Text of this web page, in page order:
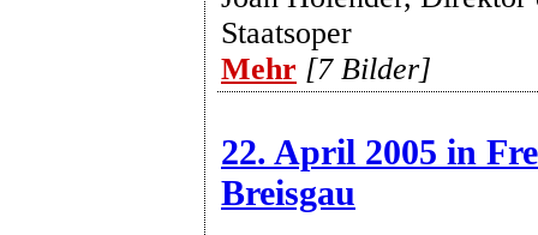
Staatsoper
Mehr [7 Bilder]
22. April 2005 in
Breisgau